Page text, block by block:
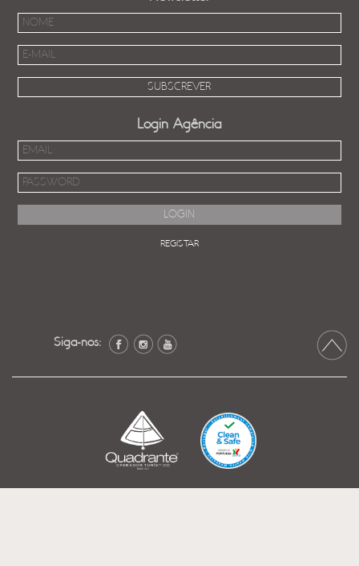
Login Agência
REGISTAR
Siga-nos: